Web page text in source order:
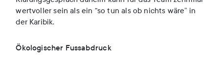
wertvoller sein als ein “so tun als ob nichts wäre” in
der Karibik.
Ökologischer Fussabdruck